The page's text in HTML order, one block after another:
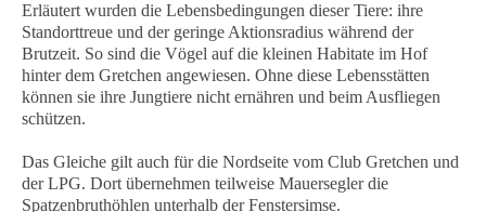
Erläutert wurden die Lebensbedingungen dieser Tiere: ihre
Standorttreue und der geringe Aktionsradius während der
Brutzeit. So sind die Vögel auf die kleinen Habitate im Hof
hinter dem Gretchen angewiesen. Ohne diese Lebensstätten
können sie ihre Jungtiere nicht ernähren und beim Ausfliegen
schützen.
Das Gleiche gilt auch für die Nordseite vom Club Gretchen und
der LPG. Dort übernehmen teilweise Mauersegler die
Spatzenbruthöhlen unterhalb der Fenstersimse.